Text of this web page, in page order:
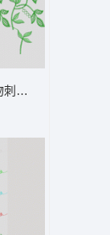
绣图案 条码